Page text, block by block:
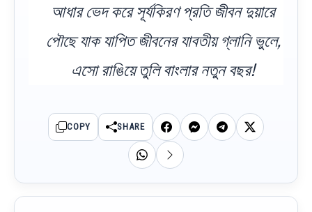
আধার ভেদ করে সূর্যকিরণ প্রতি জীবন দুয়ারে
পৌছে যাক যাপিত জীবনের যাবতীয় গ্লানি ভুলে,
এসো রাঙিয়ে তুলি বাংলার নতুন বছর!
COPY SHARE